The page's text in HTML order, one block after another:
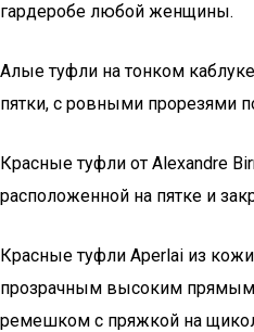
гардеробе любой женщины.
Алые туфли на тонком
пятки, с ровными прорезями
Красные туфли от Alexandre
расположенной на пятке и
Красные туфли Aperlai из
прозрачным высоким
ремешком с пряжкой на